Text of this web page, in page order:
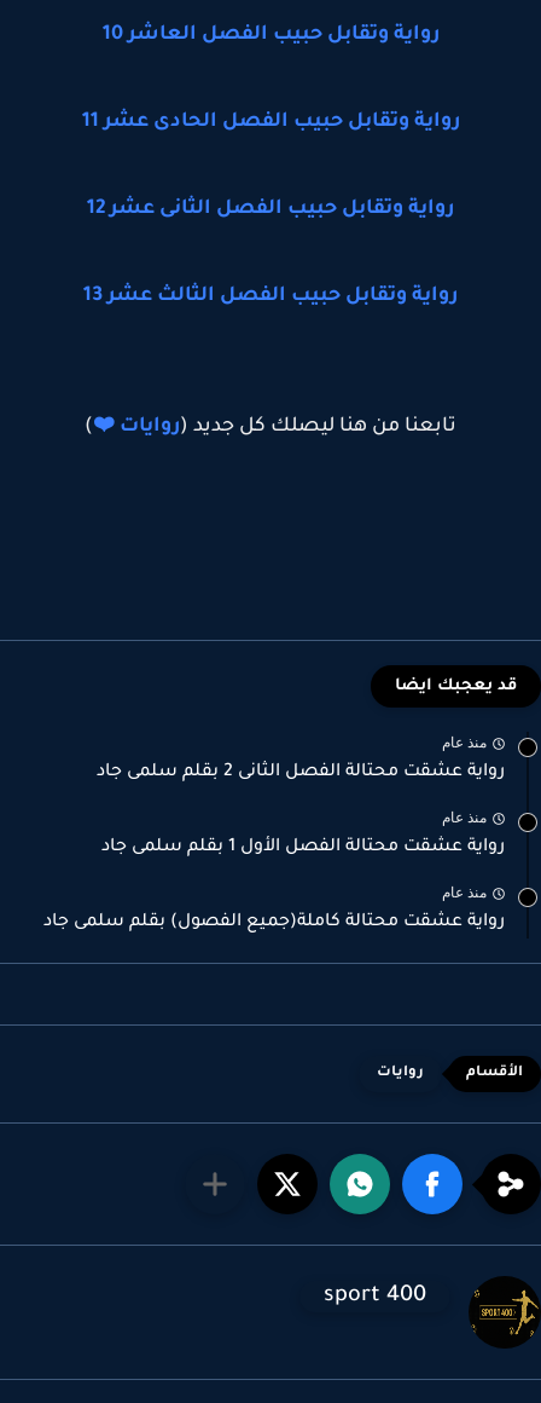
رواية وتقابل حبيب الفصل العاشر 10
رواية وتقابل حبيب الفصل الحادى عشر 11
رواية وتقابل حبيب الفصل الثانى عشر 12
رواية وتقابل حبيب الفصل الثالث عشر 13
تابعنا من هنا ليصلك كل جديد (روايات ❤️ )
قد يعجبك ايضا
منذ عام
رواية عشقت محتالة الفصل الثانى 2 بقلم سلمى جاد
منذ عام
رواية عشقت محتالة الفصل الأول 1 بقلم سلمى جاد
منذ عام
رواية عشقت محتالة كاملة(جميع الفصول) بقلم سلمى جاد
روايات
sport 400